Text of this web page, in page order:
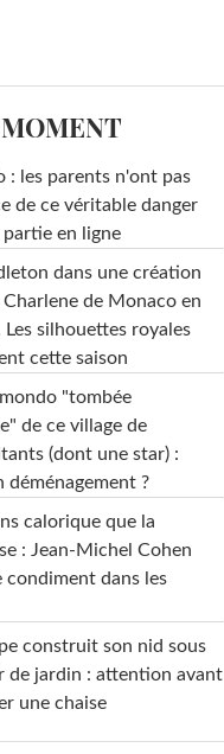
: les parents n'ont pas
de ce véritable danger
en ligne
dans une création
de Monaco en
silhouettes royales
cette saison
"tombée
de ce village de
(dont une star) :
déménagement ?
calorique que la
: Jean-Michel Cohen
condiment dans les
construit son nid sous
de jardin : attention avant
une chaise